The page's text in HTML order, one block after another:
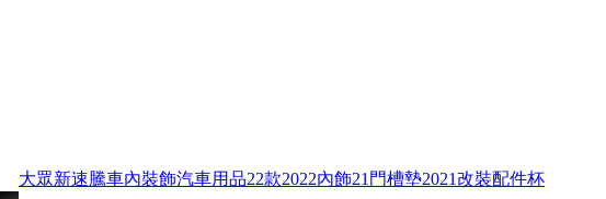
大眾新速騰車內裝飾汽車用品22款2022內飾21門槽墊2021改裝配件杯